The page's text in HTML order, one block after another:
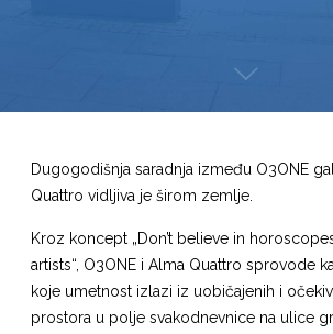
Dugogodišnja saradnja između O3ONE
Quattro vidljiva je širom zemlje.
Kroz koncept „Don’t believe in
artists“, O3ONE i Alma Quattro sprovode
koje umetnost izlazi iz uobičajenih i
prostora u polje svakodnevnice na ulice